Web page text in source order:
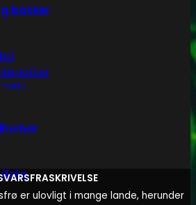
bakker
folie
side
er ulovligt i mange lande, herunder